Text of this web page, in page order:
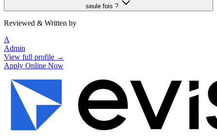
seule fois ?
Reviewed & Written by
A
Admin
View full profile →
Apply Online Now